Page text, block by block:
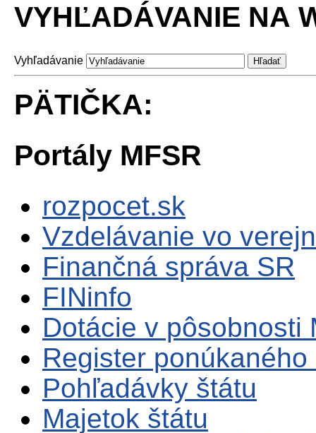
VYHĽADÁVANIE NA
Vyhľadávanie
PÄTIČKA:
Portály MFSR
rozpocet.sk
Vzdelávanie vo
Finančná správa SR
FINinfo
Dotácie v pôsobnosti
Register
Pohľadávky štátu
Majetok štátu